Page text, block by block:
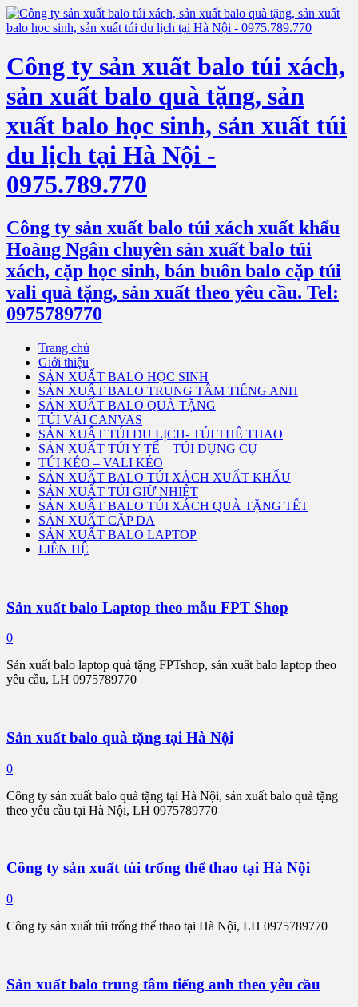
Công ty sản xuất balo túi xách,
sản xuất balo quà tặng, sản
xuất balo học sinh, sản xuất túi
du lịch tại Hà Nội -
0975.789.770
Công ty sản xuất balo túi xách xuất khẩu
Hoàng Ngân chuyên sản xuất balo túi
xách, cặp học sinh, bán buôn balo cặp túi
vali quà tặng, sản xuất theo yêu cầu. Tel:
0975789770
Trang chủ
Giới thiệu
SẢN XUẤT BALO HỌC SINH
SẢN XUẤT BALO TRUNG TÂM TIẾNG ANH
SẢN XUẤT BALO QUÀ TẶNG
TÚI VẢI CANVAS
SẢN XUẤT TÚI DU LỊCH- TÚI THỂ THAO
SẢN XUẤT TÚI Y TẾ – TÚI DỤNG CỤ
TÚI KÉO – VALI KÉO
SẢN XUẤT BALO TÚI XÁCH XUẤT KHẨU
SẢN XUẤT TÚI GIỮ NHIỆT
SẢN XUẤT BALO TÚI XÁCH QUÀ TẶNG TẾT
SẢN XUẤT CẶP DA
SẢN XUẤT BALO LAPTOP
LIÊN HỆ
Sản xuất balo Laptop theo mẫu FPT Shop
0
Sản xuất balo laptop quà tặng FPTshop, sản xuất balo laptop theo
yêu cầu, LH 0975789770
Sản xuất balo quà tặng tại Hà Nội
0
Công ty sản xuất balo quà tặng tại Hà Nội, sản xuất balo quà tặng
theo yêu cầu tại Hà Nội, LH 0975789770
Công ty sản xuất túi trống thể thao tại Hà Nội
0
Công ty sản xuất túi trống thể thao tại Hà Nội, LH 0975789770
Sản xuất balo trung tâm tiếng anh theo yêu cầu